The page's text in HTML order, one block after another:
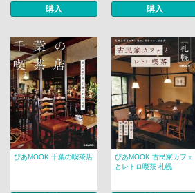
購入 購入
ぴあMOOK 千葉の喫茶店
ぴあMOOK 古民家カフェ
とレトロ喫茶 札幌